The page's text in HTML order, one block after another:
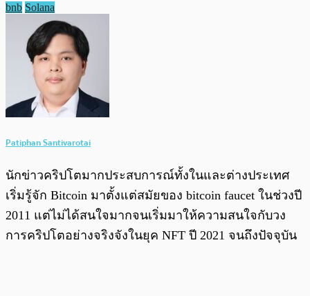
bnb Solana
Patiphan Santivarotai
นักข่าวคริปโตมากประสบการณ์ทั้งในและต่างประเทศ
เริ่มรู้จัก Bitcoin มาตั้งแต่สมัยของ bitcoin faucet ในช่วงปี
2011 แต่ไม่ได้สนใจมากจนเริ่มมาให้ความสนใจกับวง
การคริปโตอย่างจริงจังในยุค NFT ปี 2021 จนถึงปัจจุบัน